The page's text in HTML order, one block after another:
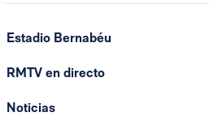
Estadio Bernabéu
RMTV en directo
Noticias